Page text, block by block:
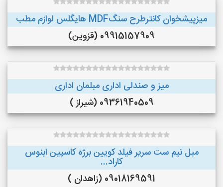
میزپیشخوان کانترطرح سنگMDF هایگلس لوازم مطب
09915157909 (قزوین)
میز و صندلی اداری مبلمان اداری
09361940509 (شیراز )
مبل نیم ست سریر فیلد کویین برژه کاسپین ابنوس
کاراد...
09018169591 (زاهدان )